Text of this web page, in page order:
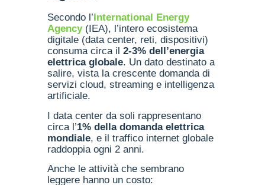
Secondo l’ International Energy
Agency(IEA), l’intero ecosistema
digitale (data center, reti, dispositivi)
consuma circa il 2-3% dell’energia
elettrica globale. Un dato destinato a
salire, vista la crescente domanda di
servizi cloud, streaming e intelligenza
artificiale.
I data center da soli rappresentano
circa l’1% della domanda elettrica
mondiale, e il traffico internet globale
raddoppia ogni 2 anni.
Anche le attività che sembrano
leggere hanno un costo: